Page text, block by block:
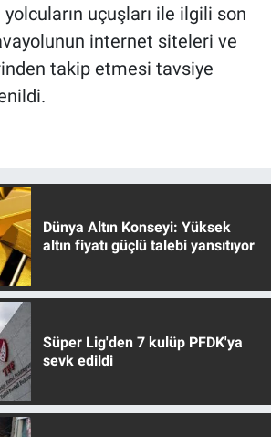
uçuşları ile ilgili son
internet siteleri ve
takip etmesi tavsiye
Dünya Altın Konseyi: Yüksek
altın fiyatı güçlü talebi yansıtıyor
Süper Lig'den 7 kulüp PFDK'ya
sevk edildi